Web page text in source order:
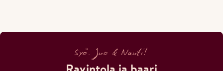
Syö. Juo & Nauti!